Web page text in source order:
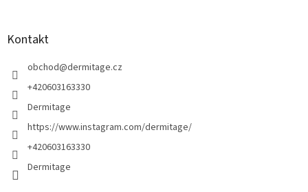
Kontakt
obchod@dermitage.cz
+420603163330
Dermitage
https://www.instagram.com/dermitage/
+420603163330
Dermitage